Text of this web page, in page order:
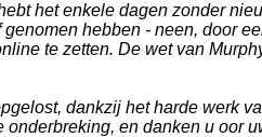
het enkele dagen zonder
hebben - neen, door
te zetten. De wet van
dankzij het harde werk
en danken u oor